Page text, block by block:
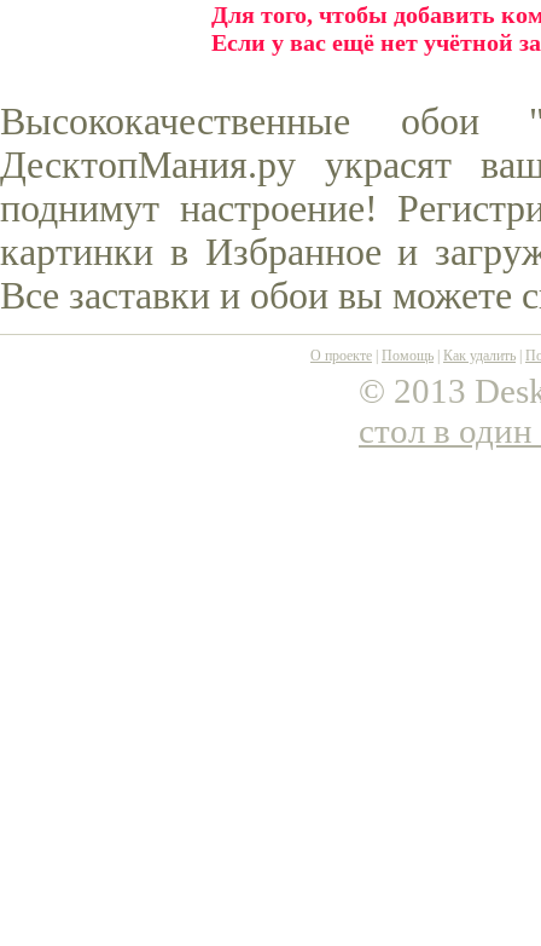
Для того, чтобы добавить
Если у вас ещё нет учётной
Высококачественные
ДесктопМания.ру украсят
поднимут настроение!
картинки в Избранное и
Все заставки и обои вы можете
О проекте Помощь Как удалить
© 2013
стол в